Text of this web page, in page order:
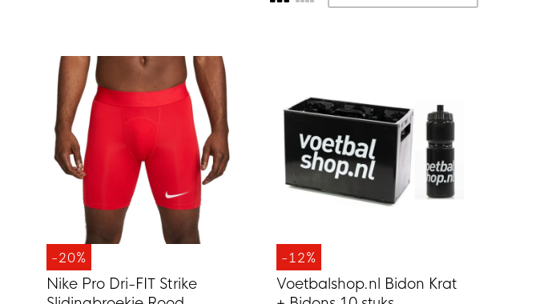
-20%
Nike Pro Dri-FIT Strike
-12%
Voetbalshop.nl Bidon Krat